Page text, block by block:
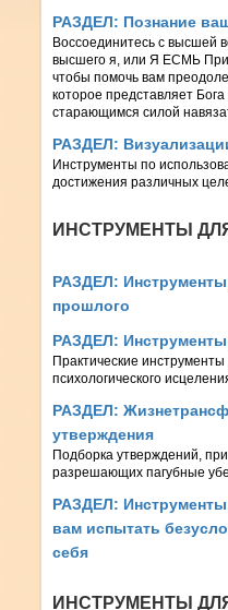
РАЗДЕЛ: Познание
Воссоединитесь с высшей
высшего я, или Я ЕСМЬ
чтобы помочь вам
которое представляет
старающимся силой
РАЗДЕЛ:
Инструменты по
достижения различных
ИНСТРУМЕНТЫ
РАЗДЕЛ:
прошлого
РАЗДЕЛ:
Практические
психологического
РАЗДЕЛ:
утверждения
Подборка утверждений,
разрешающих пагубные
РАЗДЕЛ:
вам испытать
себя
ИНСТРУМЕНТЫ